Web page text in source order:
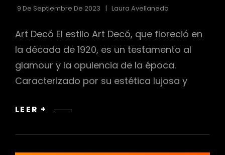
9 De Septiembre De 2023 Laura Avellaneda
Art Decó El estilo Art Decó, que floreció en
la década de 1920, es un testamento al
glamour y la opulencia de la época.
Caracterizado por su estética lujosa y
LEER +
ART
LA